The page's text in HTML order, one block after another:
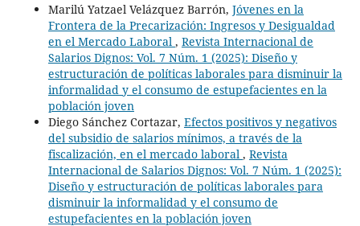
Marilú Yatzael Velázquez Barrón, Jóvenes en la
Frontera de la Precarización: Ingresos y Desigualdad
en el Mercado Laboral , Revista Internacional de
Salarios Dignos: Vol. 7 Núm. 1 (2025): Diseño y
estructuración de políticas laborales para disminuir la
informalidad y el consumo de estupefacientes en la
población joven
Diego Sánchez Cortazar, Efectos positivos y negativos
del subsidio de salarios mínimos, a través de la
fiscalización, en el mercado laboral , Revista
Internacional de Salarios Dignos: Vol. 7 Núm. 1 (2025):
Diseño y estructuración de políticas laborales para
disminuir la informalidad y el consumo de
estupefacientes en la población joven